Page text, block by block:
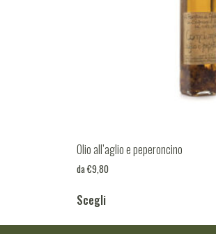
Olio all’aglio e peperoncino
da€9,80
Scegli